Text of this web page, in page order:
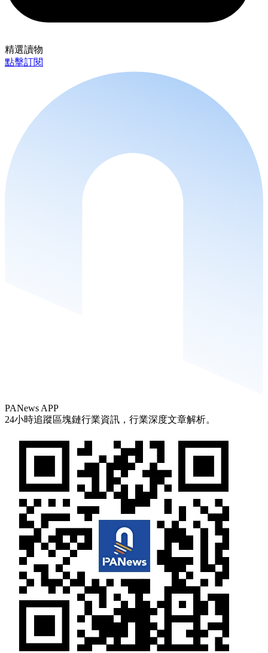
精選讀物
點擊訂閱
PANews APP
24小時追蹤區塊鏈行業資訊，行業深度文章解析。